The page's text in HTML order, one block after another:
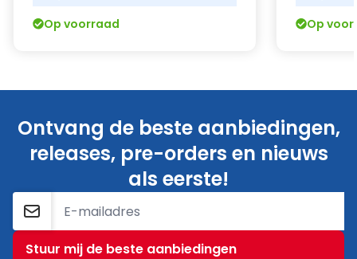
Op voorraad Op
Ontvang de beste aanbiedingen,
releases, pre-orders en nieuws
als eerste!
E-mailadres
Stuur mij de beste aanbiedingen